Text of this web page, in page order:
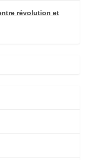
révolution et